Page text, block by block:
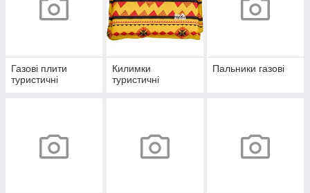
Газові плити
туристичні
Килимки
туристичні
Пальники газові